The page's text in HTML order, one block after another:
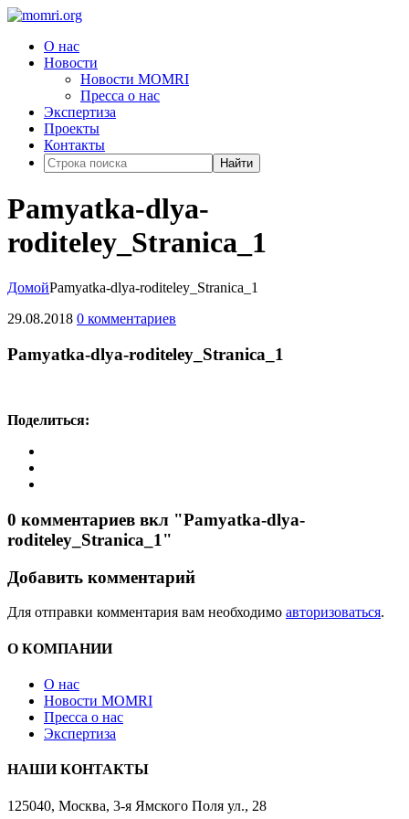
О нас
Новости
Новости MOMRI
Пресса о нас
Экспертиза
Проекты
Контакты
Найти
Pamyatka-dlya-
roditeley_Stranica_1
ДомойPamyatka-dlya-roditeley_Stranica_1
29.08.2018 0 комментариев
Pamyatka-dlya-roditeley_Stranica_1
Поделиться:
0 комментариев вкл "Pamyatka-dlya-
roditeley_Stranica_1"
Добавить комментарий
Для отправки комментария вам необходимо авторизоваться.
О КОМПАНИИ
О нас
Новости MOMRI
Пресса о нас
Экспертиза
НАШИ КОНТАКТЫ
125040, Москва, 3-я Ямского Поля ул., 28